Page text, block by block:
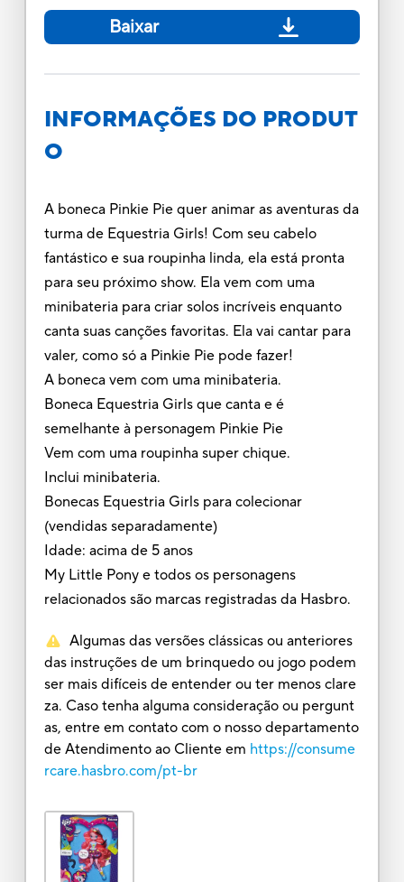
Baixar
INFORMAÇÕES DO PRODUT
O
A boneca Pinkie Pie quer animar as aventuras da
turma de Equestria Girls! Com seu cabelo
fantástico e sua roupinha linda, ela está pronta
para seu próximo show. Ela vem com uma
minibateria para criar solos incríveis enquanto
canta suas canções favoritas. Ela vai cantar para
valer, como só a Pinkie Pie pode fazer!
A boneca vem com uma minibateria.
Boneca Equestria Girls que canta e é
semelhante à personagem Pinkie Pie
Vem com uma roupinha super chique.
Inclui minibateria.
Bonecas Equestria Girls para colecionar
(vendidas separadamente)
Idade: acima de 5 anos
My Little Pony e todos os personagens
relacionados são marcas registradas da Hasbro.
Algumas das versões clássicas ou anteriores
das instruções de um brinquedo ou jogo podem
ser mais difíceis de entender ou ter menos clare
za. Caso tenha alguma consideração ou pergunt
as, entre em contato com o nosso departamento
de Atendimento ao Cliente em https://consume
rcare.hasbro.com/pt-br